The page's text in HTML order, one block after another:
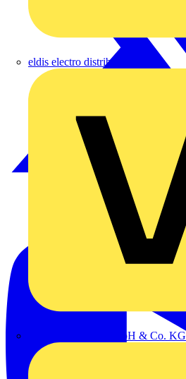
eldis electro distributor GmbH
Emil Löffelhardt GmbH & Co. KG